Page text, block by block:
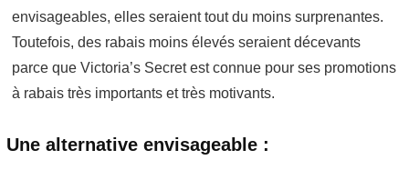
envisageables, elles seraient tout du moins surprenantes.
Toutefois, des rabais moins élevés seraient décevants
parce que Victoria’s Secret est connue pour ses promotions
à rabais très importants et très motivants.
Une alternative envisageable :